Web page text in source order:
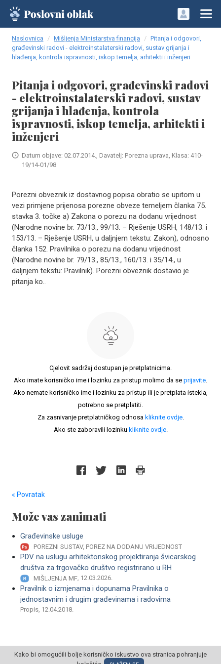
Naslovnica Mišljenja Ministarstva financija
Pitanja i odgovori,
građevinski radovi - elektroinstalaterski radovi, sustav grijanja i
hlađenja, kontrola ispravnosti, iskop temelja, arhitekti i inženjeri
Pitanja i odgovori, građevinski radovi
- elektroinstalaterski radovi, sustav
grijanja i hlađenja, kontrola
ispravnosti, iskop temelja, arhitekti i
inženjeri
Datum objave: 02.07.2014., Davatelj: Porezna uprava, Klasa: 410-
19/14-01/98
Porezni obveznik iz dostavnog popisa obratio se upitom u
vezi primjene prijenosa porezne obveze temeljem članka 75.
stavka 3. točke a) Zakona o porezu na dodanu vrijednost
(Narodne novine br. 73/13., 99/13. – Rješenje USRH, 148/13. i
153/13. – Rješenje USRH, u daljnjem tekstu: Zakon), odnosno
članka 152. Pravilnika o porezu na dodanu vrijednost
(Narodne novine br. 79/13., 85/13., 160/13. i 35/14., u
daljnjem tekstu: Pravilnik). Porezni obveznik dostavio je
pitanja ko..
Cjelovit sadržaj dostupan je pretplatnicima.
Ako imate korisničko ime i lozinku za pristup molimo da se prijavite.
Ako nemate korisničko ime i lozinku za pristup ili je pretplata istekla,
potrebno se pretplatiti.
Za zasnivanje pretplatničkog odnosa kliknite ovdje.
Ako ste zaboravili lozinku kliknite ovdje.
« Povratak
Može vas zanimati
Građevinske usluge
POREZNI SUSTAV, POREZ NA DODANU VRIJEDNOST
PDV na uslugu arhitektonskog projektiranja švicarskog
društva za trgovačko društvo registrirano u RH
MIŠLJENJA MF, 12.03.2026.
Pravilnik o izmjenama i dopunama Pravilnika o
jednostavnim i drugim građevinama i radovima
Propis, 12.04.2018.
Kako bi omogućili bolje korisničko iskustvo ova stranica pohranjuje